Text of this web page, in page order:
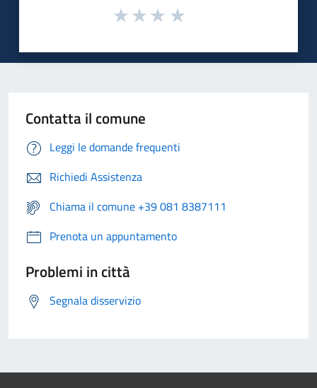
Contatta il comune
Leggi le domande frequenti
Richiedi Assistenza
Chiama il comune +39 081 8387111
Prenota un appuntamento
Problemi in città
Segnala disservizio